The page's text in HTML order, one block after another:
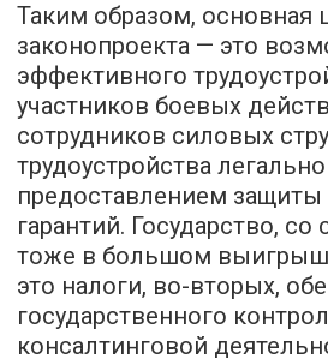
Таким образом, основная
законопроекта — это
эффективного
участников боевых
сотрудников силовых
трудоустройства
предоставлением
гарантий. Государство,
тоже в большом
это налоги, во-вторых,
государственного
консалтинговой